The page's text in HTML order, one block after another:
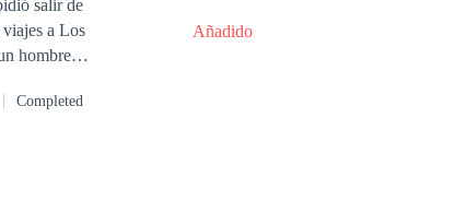
a Los
hombre
salvar su
Completed
Añadido